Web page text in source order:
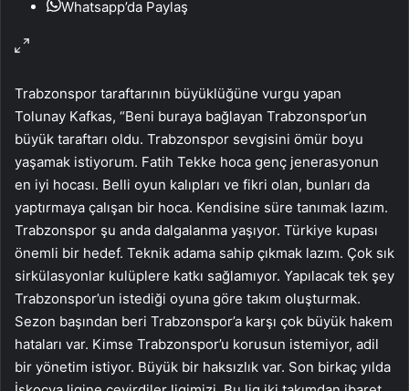
Whatsapp’da Paylaş
Trabzonspor taraftarının büyüklüğüne vurgu yapan
Tolunay Kafkas, “Beni buraya bağlayan Trabzonspor’un
büyük taraftarı oldu. Trabzonspor sevgisini ömür boyu
yaşamak istiyorum. Fatih Tekke hoca genç jenerasyonun
en iyi hocası. Belli oyun kalıpları ve fikri olan, bunları da
yaptırmaya çalışan bir hoca. Kendisine süre tanımak lazım.
Trabzonspor şu anda dalgalanma yaşıyor. Türkiye kupası
önemli bir hedef. Teknik adama sahip çıkmak lazım. Çok sık
sirkülasyonlar kulüplere katkı sağlamıyor. Yapılacak tek şey
Trabzonspor’un istediği oyuna göre takım oluşturmak.
Sezon başından beri Trabzonspor’a karşı çok büyük hakem
hataları var. Kimse Trabzonspor’u korusun istemiyor, adil
bir yönetim istiyor. Büyük bir haksızlık var. Son birkaç yılda